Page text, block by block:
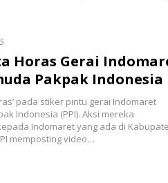
Horas Gerai
Pakpak Indonesia
pada stiker pintu gerai Indomaret
Indonesia (PPI). Aksi mereka
Indomaret yang ada di
memposting video…